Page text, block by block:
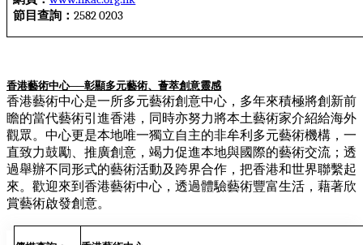
節目查詢：2582 0203
香港藝術中心──彰顯多元藝術、薈萃創意靈感
香港藝術中心是一所多元藝術創意中心，多年來積極將創新前
瞻的當代藝術引進香港，同時亦努力將本土藝術家介紹給海外
觀眾。中心更是本地唯一獨立自主的非牟利多元藝術機構，一
直致力鼓勵、推廣創意，竭力促進本地與國際的藝術交流；透
過舉辦不同形式的藝術活動及跨界合作，把香港和世界聯繫起
來。歡迎來到香港藝術中心，透過體驗藝術豐富生活，藉著欣
賞藝術啟發創意。